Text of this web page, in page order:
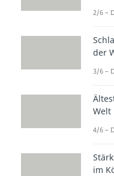
der
ein
über
2/6 –
der
3/6 –
Welt
4/6 –
im